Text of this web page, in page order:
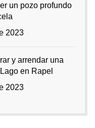
un pozo profundo
2023
y arrendar una
en Rapel
2023